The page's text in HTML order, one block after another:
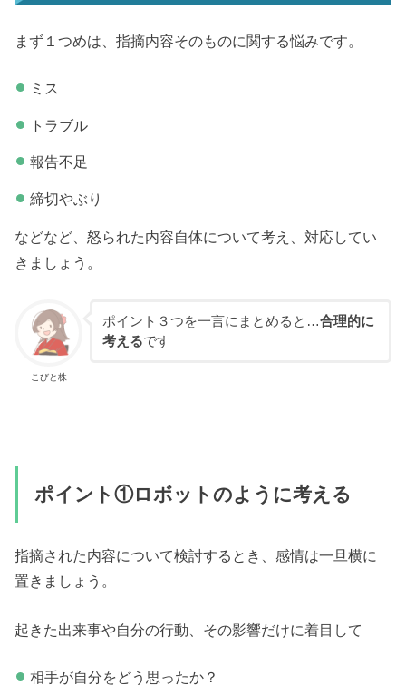
まず１つめは、指摘内容そのものに関する悩みです。
ミス
トラブル
報告不足
締切やぶり
などなど、怒られた内容自体について考え、対応してい
きましょう。
こびと株
ポイント３つを一言にまとめると…合理的に
考えるです
ポイント①ロボットのように考える
指摘された内容について検討するとき、感情は一旦横に
置きましょう。
起きた出来事や自分の行動、その影響だけに着目して
相手が自分をどう思ったか？